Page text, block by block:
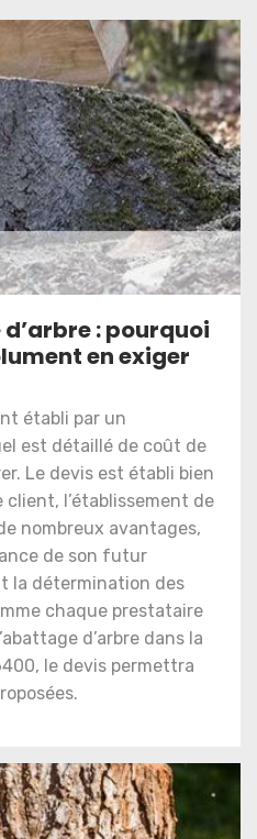
: pourquoi
en exiger
établi par un
est détaillé de coût de
Le devis est établi bien
l’établissement de
nombreux avantages,
de son futur
la détermination des
chaque prestataire
d’arbre dans la
le devis permettra